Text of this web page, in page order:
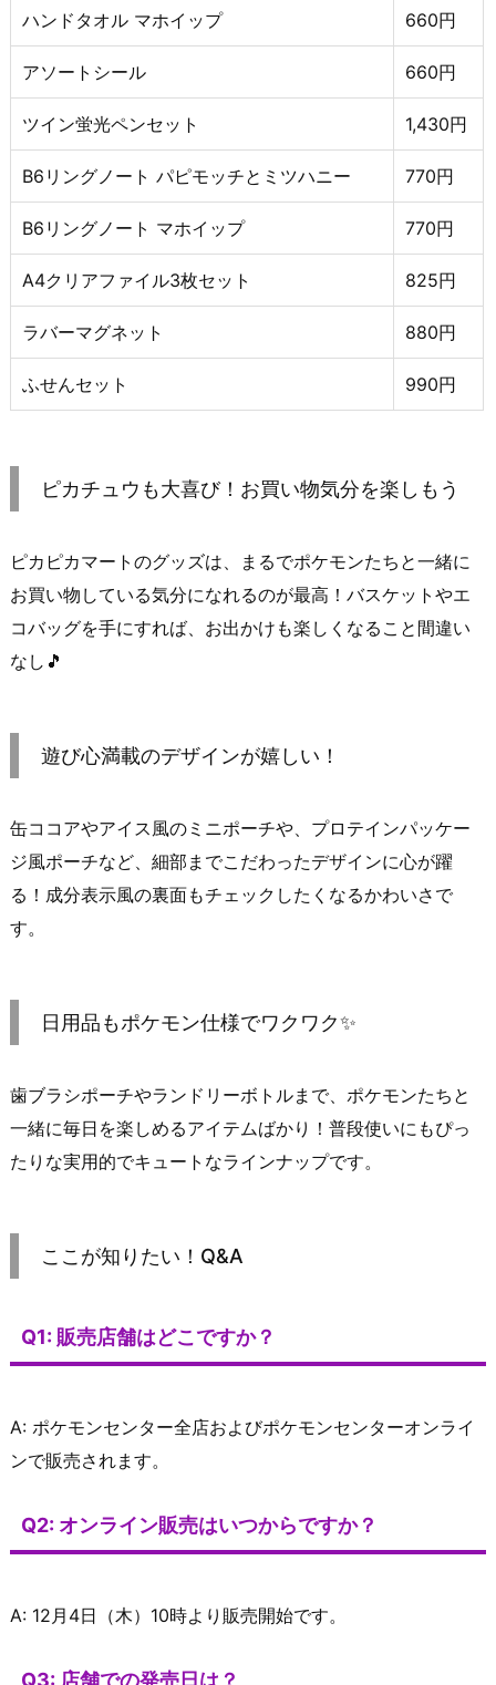
ハンドタオル マホイップ 660円
アソートシール 660円
ツイン蛍光ペンセット 1,430円
B6リングノート パピモッチとミツハニー 770円
B6リングノート マホイップ 770円
A4クリアファイル3枚セット 825円
ラバーマグネット 880円
ふせんセット 990円
ピカチュウも大喜び！お買い物気分を楽しもう
ピカピカマートのグッズは、まるでポケモンたちと一緒に
お買い物している気分になれるのが最高！バスケットやエ
コバッグを手にすれば、お出かけも楽しくなること間違い
なし🎵
遊び心満載のデザインが嬉しい！
缶ココアやアイス風のミニポーチや、プロテインパッケー
ジ風ポーチなど、細部までこだわったデザインに心が躍
る！成分表示風の裏面もチェックしたくなるかわいさで
す。
日用品もポケモン仕様でワクワク✨
歯ブラシポーチやランドリーボトルまで、ポケモンたちと
一緒に毎日を楽しめるアイテムばかり！普段使いにもぴっ
たりな実用的でキュートなラインナップです。
ここが知りたい！Q&A
Q1: 販売店舗はどこですか？
A: ポケモンセンター全店およびポケモンセンターオンライ
ンで販売されます。
Q2: オンライン販売はいつからですか？
A: 12月4日（木）10時より販売開始です。
Q3: 店舗での発売日は？